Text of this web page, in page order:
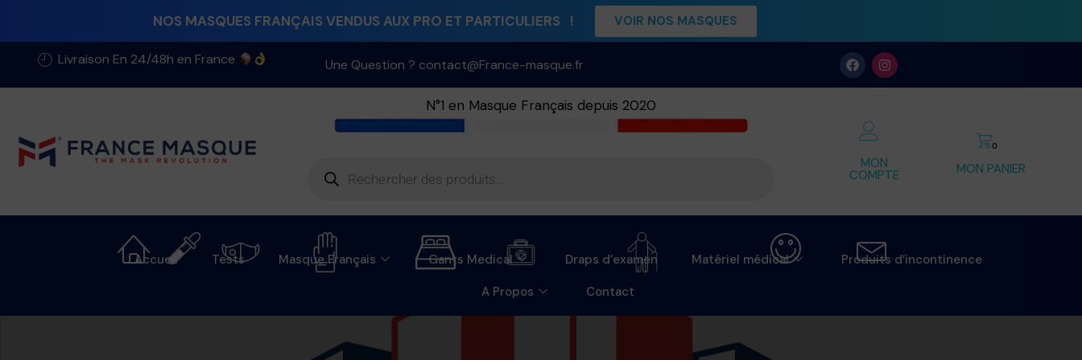
NOS MASQUES FRANÇAIS VENDUS AUX PRO ET PARTICULIERS ! VOIR NOS MASQUES
Livraison En 24/48h en France Une Question ? contact@France-masque.fr
N°1 en Masque Français depuis 2020
MON
COMPTE
0
MON PANIER
Accueil Tests Masque Français Gants Medical Draps d’examen Matériel médical
Produits d’incontinence
A Propos
Contact